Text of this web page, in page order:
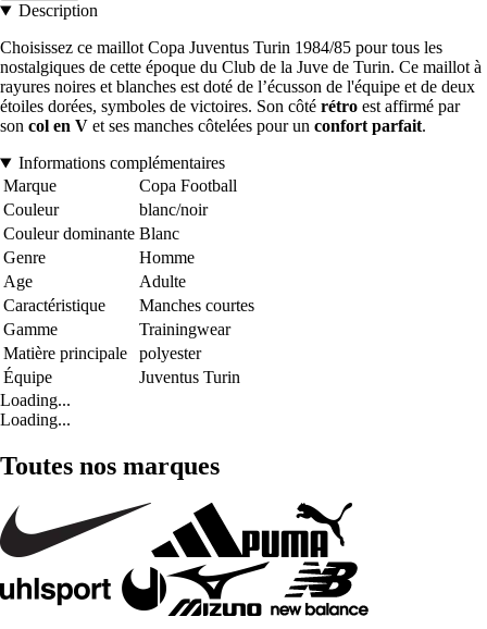
Description
Choisissez ce maillot Copa Juventus Turin 1984/85 pour tous les
nostalgiques de cette époque du Club de la Juve de Turin. Ce maillot à
rayures noires et blanches est doté de l’écusson de l'équipe et de deux
étoiles dorées, symboles de victoires. Son côté rétro est affirmé par
son col en V et ses manches côtelées pour un confort parfait.
Informations complémentaires
Marque
Copa Football
Couleur
blanc/noir
Couleur dominante Blanc
Genre
Homme
Age
Adulte
Caractéristique
Manches courtes
Gamme
Trainingwear
Matière principale
polyester
Équipe
Juventus Turin
Loading...
Loading...
Toutes nos marques